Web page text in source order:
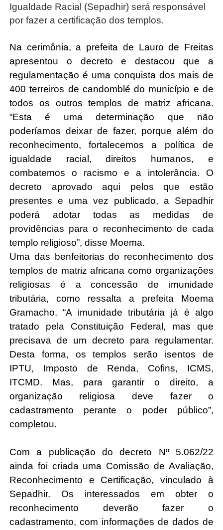
Igualdade Racial (Sepadhir) será responsável
por fazer a certificação dos templos.
Na cerimônia, a prefeita de Lauro de Freitas
apresentou o decreto e destacou que a
regulamentação é uma conquista dos mais de
400 terreiros de candomblé do município e de
todos os outros templos de matriz africana.
“Esta é uma determinação que não
poderíamos deixar de fazer, porque além do
reconhecimento, fortalecemos a política de
igualdade racial, direitos humanos, e
combatemos o racismo e a intolerância. O
decreto aprovado aqui pelos que estão
presentes e uma vez publicado, a Sepadhir
poderá adotar todas as medidas de
providências para o reconhecimento de cada
templo religioso”, disse Moema.
Uma das benfeitorias do reconhecimento dos
templos de matriz africana como organizações
religiosas é a concessão de imunidade
tributária, como ressalta a prefeita Moema
Gramacho. “A imunidade tributária já é algo
tratado pela Constituição Federal, mas que
precisava de um decreto para regulamentar.
Desta forma, os templos serão isentos de
IPTU, Imposto de Renda, Cofins, ICMS,
ITCMD. Mas, para garantir o direito, a
organização religiosa deve fazer o
cadastramento perante o poder público”,
completou.
Com a publicação do decreto Nº 5.062/22
ainda foi criada uma Comissão de Avaliação,
Reconhecimento e Certificação, vinculado à
Sepadhir. Os interessados em obter o
reconhecimento deverão fazer o
cadastramento, com informações de dados de